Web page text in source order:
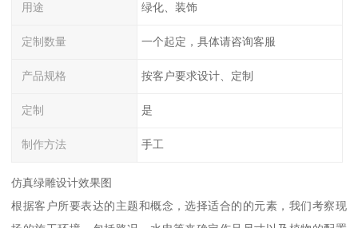
用途 绿化、装饰
定制数量 一个起定，具体请咨询客服
产品规格 按客户要求设计、定制
定制 是
制作方法 手工
仿真绿雕设计效果图
根据客户所要表达的主题和概念，选择适合的的元素，我们考察现